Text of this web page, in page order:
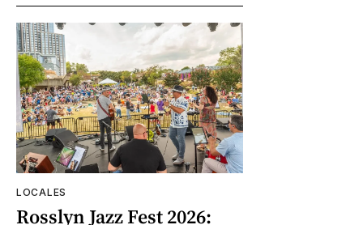
LOCALES
Rosslyn Jazz Fest 2026: